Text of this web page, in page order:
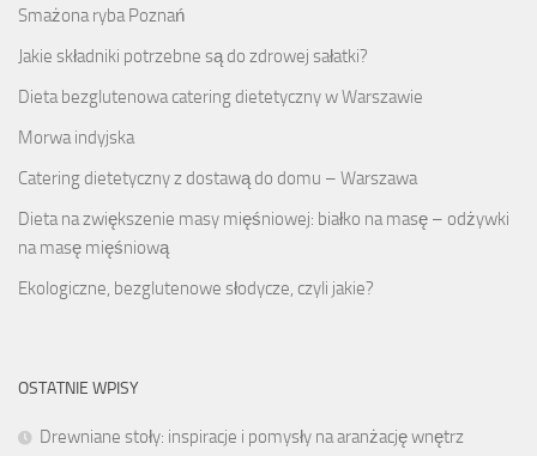
Smażona ryba Poznań
Jakie składniki potrzebne są do zdrowej sałatki?
Dieta bezglutenowa catering dietetyczny w Warszawie
Morwa indyjska
Catering dietetyczny z dostawą do domu – Warszawa
Dieta na zwiększenie masy mięśniowej: białko na masę – odżywki
na masę mięśniową
Ekologiczne, bezglutenowe słodycze, czyli jakie?
OSTATNIE WPISY
Drewniane stoły: inspiracje i pomysły na aranżację wnętrz